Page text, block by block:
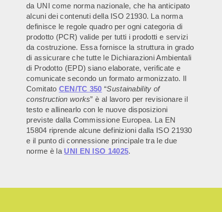
da UNI come norma nazionale, che ha anticipato
alcuni dei contenuti della ISO 21930. La norma
definisce le regole quadro per ogni categoria di
prodotto (PCR) valide per tutti i prodotti e servizi
da costruzione. Essa fornisce la struttura in grado
di assicurare che tutte le Dichiarazioni Ambientali
di Prodotto (EPD) siano elaborate, verificate e
comunicate secondo un formato armonizzato. Il
Comitato CEN/TC 350 “Sustainability of
construction works” è al lavoro per revisionare il
testo e allinearlo con le nuove disposizioni
previste dalla Commissione Europea. La EN
15804 riprende alcune definizioni dalla ISO 21930
e il punto di connessione principale tra le due
norme è la UNI EN ISO 14025.